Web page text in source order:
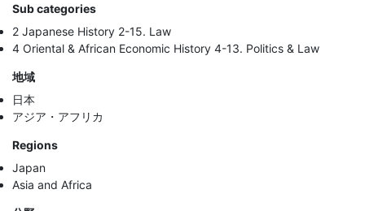
Sub categories
2 Japanese History 2-15. Law
4 Oriental & African Economic History 4-13. Politics & Law
地域
日本
アジア・アフリカ
Regions
Japan
Asia and Africa